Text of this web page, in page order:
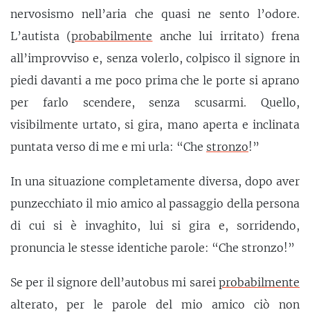
nervosismo nell’aria che quasi ne sento l’odore.
L’autista (probabilmente anche lui irritato) frena
all’improvviso e, senza volerlo, colpisco il signore in
piedi davanti a me poco prima che le porte si aprano
per farlo scendere, senza scusarmi. Quello,
visibilmente urtato, si gira, mano aperta e inclinata
puntata verso di me e mi urla: “Che stronzo!”
In una situazione completamente diversa, dopo aver
punzecchiato il mio amico al passaggio della persona
di cui si è invaghito, lui si gira e, sorridendo,
pronuncia le stesse identiche parole: “Che stronzo!”
Se per il signore dell’autobus mi sarei probabilmente
alterato, per le parole del mio amico ciò non